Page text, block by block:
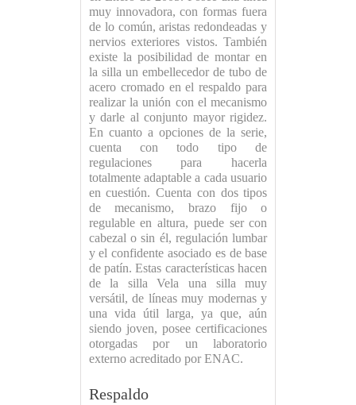
muy innovadora, con formas fuera
de lo común, aristas redondeadas y
nervios exteriores vistos. También
existe la posibilidad de montar en
la silla un embellecedor de tubo de
acero cromado en el respaldo para
realizar la unión con el mecanismo
y darle al conjunto mayor rigidez.
En cuanto a opciones de la serie,
cuenta con todo tipo de
regulaciones para hacerla
totalmente adaptable a cada usuario
en cuestión. Cuenta con dos tipos
de mecanismo, brazo fijo o
regulable en altura, puede ser con
cabezal o sin él, regulación lumbar
y el confidente asociado es de base
de patín. Estas características hacen
de la silla Vela una silla muy
versátil, de líneas muy modernas y
una vida útil larga, ya que, aún
siendo joven, posee certificaciones
otorgadas por un laboratorio
externo acreditado por ENAC.
Respaldo